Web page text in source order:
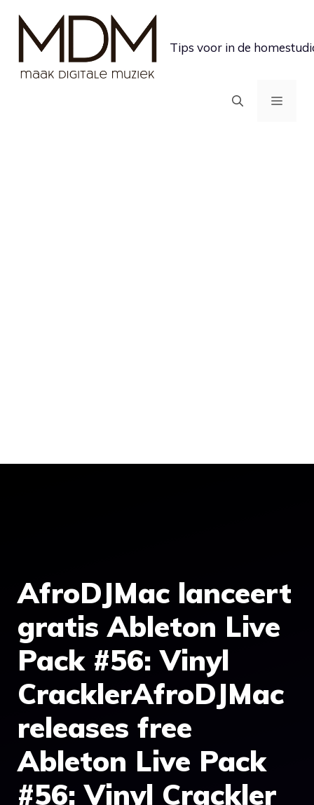
inhoud
Tips voor in de
MENU
AfroDJMac lanceert
gratis Ableton Live
Pack #56: Vinyl
CracklerAfroDJMac
releases free
Ableton Live Pack
#56: Vinyl Crackler